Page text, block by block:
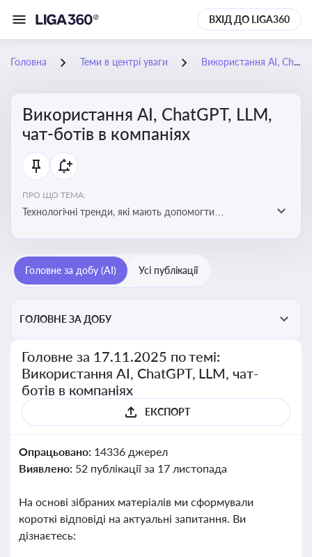
ВХІД ДО LIGA360
Головна Теми в центрі уваги Використання AI, ChatGPT, LLM, чат-ботів в компаніях
Використання AI, ChatGPT, LLM,
чат-ботів в компаніях
ПРО ЩО ТЕМА:
Технологічні тренди, які мають допомогти
ефективність і знизити витрати компаній
Головне за добу (AI) Усі публікації
ГОЛОВНЕ ЗА ДОБУ
Головне за 17.11.2025 по темі:
Використання AI, ChatGPT, LLM, чат-
ботів в компаніях
ЕКСПОРТ
Опрацьовано: 14336 джерел
Виявлено: 52 публікації за 17 листопада
На основі зібраних матеріалів ми сформували
короткі відповіді на актуальні запитання. Ви
дізнаєтесь: